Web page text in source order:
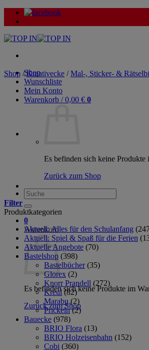
Zum
Inhalt
Shop
Wunschliste
Mein Konto
Warenkorb /0,00 € 0
Es befinden sich keine Produkte
Zurück zum Shop
Suche
nach:
0
Warenkorb
Es befinden sich keine Produkte im
Zurück zum Shop
Shop / Kreativecke / Mal-, Sticker- &
Filter
Produktkategorien
Aktuell: Alles für den Schulanfang
Aktuell: Spiel & Spaß für die Ferien
Aktuelle Angebote (70)
Bastelshop (398)
Bastelbücher (35)
Glorex (2)
Knorr Prandell (272)
Kreul (82)
Marabu (2)
Prickeln (2)
Bauecke (978)
BRIO Flora (13)
BRIO Holzeisenbahn (152)
Cobi (360)